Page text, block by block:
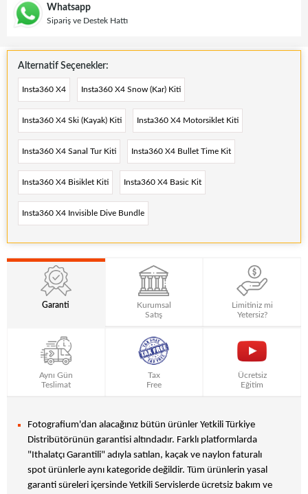
Whatsapp
Sipariş ve Destek Hattı
Alternatif Seçenekler:
Insta360 X4 Insta360 X4 Snow (Kar) Kiti
Insta360 X4 Ski (Kayak) Kiti Insta360 X4 Motorsiklet Kiti
Insta360 X4 Sanal Tur Kiti Insta360 X4 Bullet Time Kit
Insta360 X4 Bisiklet Kiti Insta360 X4 Basic Kit
Insta360 X4 Invisible Dive Bundle
Garanti
Kurumsal
Satış
Limitiniz mi
Yetersiz?
Aynı Gün
Teslimat
Tax
Free
Ücretsiz
Eğitim
Fotografium'dan alacağınız bütün ürünler Yetkili Türkiye
Distribütörünün garantisi altındadır. Farklı platformlarda
"Ithalatçı Garantili" adıyla satılan, kaçak ve naylon faturalı
spot ürünlerle aynı kategoride değildir. Tüm ürünlerin yasal
garanti süreleri içersinde Yetkili Servislerde ücretsiz bakım ve